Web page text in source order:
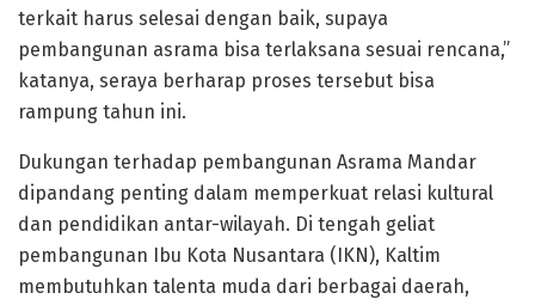
terkait harus selesai dengan baik, supaya
pembangunan asrama bisa terlaksana sesuai rencana,”
katanya, seraya berharap proses tersebut bisa
rampung tahun ini.
Dukungan terhadap pembangunan Asrama Mandar
dipandang penting dalam memperkuat relasi kultural
dan pendidikan antar-wilayah. Di tengah geliat
pembangunan Ibu Kota Nusantara (IKN), Kaltim
membutuhkan talenta muda dari berbagai daerah,